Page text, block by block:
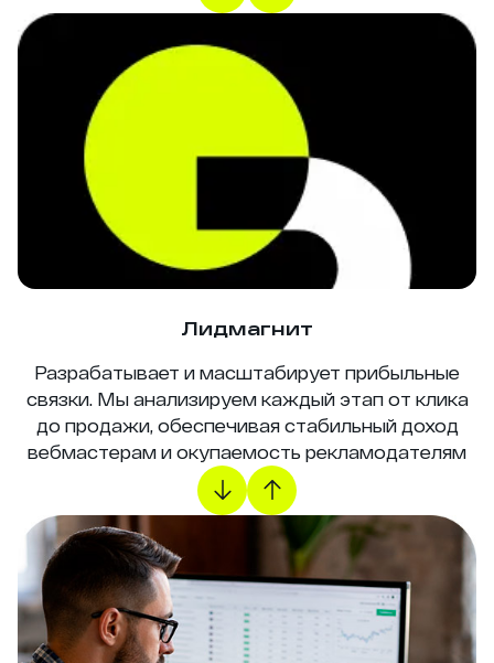
Лидмагнит
Разрабатывает и масштабирует прибыльные
связки. Мы анализируем каждый этап от клика
до продажи, обеспечивая стабильный доход
вебмастерам и окупаемость рекламодателям